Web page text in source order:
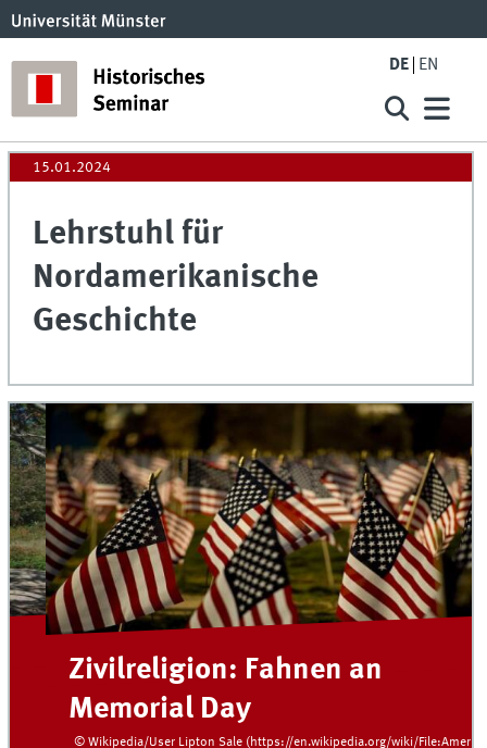
DE EN
15.01.2024
Lehrstuhl für
Nordamerikanische
Geschichte
Zivilreligion: Fahnen an
Memorial Day
© Wikipedia/User Lipton Sale (https://en.wikipedia.org/wiki/